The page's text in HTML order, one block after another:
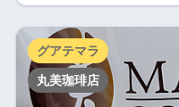
グアテマラ
丸美珈琲店